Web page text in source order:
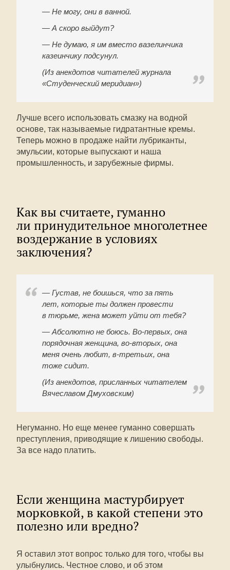
— Не могу, они в ванной.
— А скоро выйдут?
— Не думаю, я им вместо вазелинчика
казеинчику подсунул.
(Из анекдотов читателей журнала
«Студенческий меридиан»)
Лучше всего использовать смазку на водной
основе, так называемые гидратантные кремы.
Теперь можно в продаже найти лубриканты,
эмульсии, которые выпускают и наша
промышленность, и зарубежные фирмы.
Как вы считаете, гуманно
ли принудительное многолетнее
воздержание в условиях
заключения?
— Густав, не боишься, что за пять
лет, которые ты должен провести
в тюрьме, жена может уйти от тебя?
— Абсолютно не боюсь. Во-первых, она
порядочная женщина, во-вторых, она
меня очень любит, в-третьих, она
тоже сидит.
(Из анекдотов, присланных читателем
Вячеславом Дмуховским)
Негуманно. Но еще менее гуманно совершать
преступления, приводящие к лишению свободы.
За все надо платить.
Если женщина мастурбирует
морковкой, в какой степени это
полезно или вредно?
Я оставил этот вопрос только для того, чтобы вы
улыбнулись. Честное слово, и об этом